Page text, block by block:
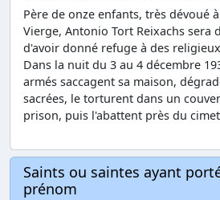
Père de onze enfants, très dévoué
Vierge, Antonio Tort Reixachs sera
d'avoir donné refuge à des
Dans la nuit du 3 au 4 décembre
armés saccagent sa maison,
sacrées, le torturent dans un
prison, puis l'abattent près du
Saints ou saintes ayant
prénom